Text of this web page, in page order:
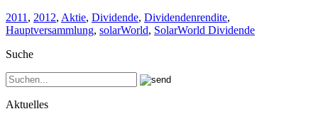
2011 , 2012, Aktie, Dividende, Dividendenrendite,
Hauptversammlung, solarWorld, SolarWorld Dividende
Suche
Aktuelles